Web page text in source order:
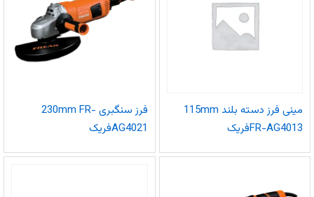
مینی فرز دسته بلند 115mm
FR-AG4013فریک
فرز سنگبری 230mm FR-
AG4021فریک